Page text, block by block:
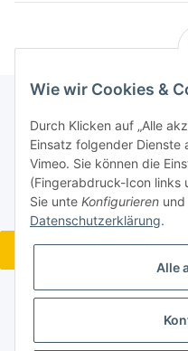
Informationen
Gesetzliche Informationen
Widerrufsbutton
Wie wir Cookies &
Durch Klicken auf „Alle
Einsatz folgender Dienste
Vimeo. Sie können die
(Fingerabdruck-Icon links
Sie unte Konfigurieren
Datenschutzerklärung.
Alle